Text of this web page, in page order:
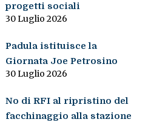
progetti sociali
30 Luglio 2026
Padula istituisce la
Giornata Joe Petrosino
30 Luglio 2026
No di RFI al ripristino del
facchinaggio alla stazione